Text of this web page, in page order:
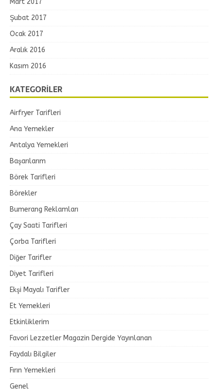
Şubat 2017
Ocak 2017
Aralık 2016
Kasım 2016
KATEGORILER
Airfryer Tarifleri
Ana Yemekler
Antalya Yemekleri
Başarılarım
Börek Tarifleri
Börekler
Bumerang Reklamları
Çay Saati Tarifleri
Çorba Tarifleri
Diğer Tarifler
Diyet Tarifleri
Ekşi Mayalı Tarifler
Et Yemekleri
Etkinliklerim
Favori Lezzetler Magazin Dergide Yayınlanan
Faydalı Bilgiler
Fırın Yemekleri
Genel